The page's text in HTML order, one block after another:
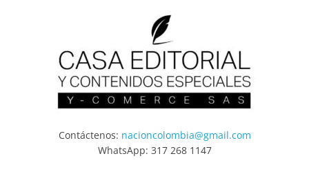
Contáctenos: nacioncolombia@gmail.com
WhatsApp: 317 268 1147